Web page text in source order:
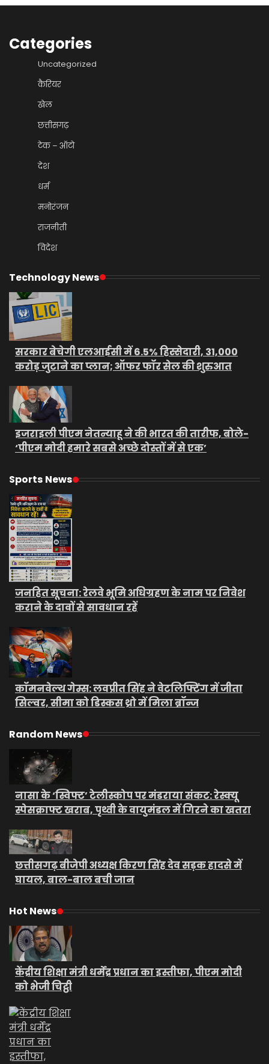
Categories
Uncategorized
कैरियर
खेल
छत्तीसगढ़
टेक – ऑटो
देश
धर्म
मनोरंजन
राजनीती
विदेश
Technology News
सरकार बेचेगी एलआईसी में 6.5% हिस्सेदारी, 31,000
करोड़ जुटाने का प्लान; ऑफर फॉर सेल की शुरुआत
इजराइली पीएम नेतन्याहू ने की भारत की तारीफ, बोले-
‘पीएम मोदी हमारे सबसे अच्छे दोस्तों में से एक’
Sports News
जनहित सूचना: रेलवे भूमि अधिग्रहण के नाम पर निवेश
कराने के दावों से सावधान रहें
कॉमनवेल्थ गेम्स: लवप्रीत सिंह ने वेटलिफ्टिंग में जीता
सिल्वर, सीमा को डिस्कस थ्रो में मिला ब्रॉन्ज
Random News
नासा के ‘स्विफ्ट’ टेलीस्कोप पर मंडराया संकट: रेस्क्यू
स्पेसक्राफ्ट खराब, पृथ्वी के वायुमंडल में गिरने का खतरा
छत्तीसगढ़ बीजेपी अध्यक्ष किरण सिंह देव सड़क हादसे में
घायल, बाल-बाल बची जान
Hot News
केंद्रीय शिक्षा मंत्री धर्मेंद्र प्रधान का इस्तीफा, पीएम मोदी
को भेजी चिट्ठी